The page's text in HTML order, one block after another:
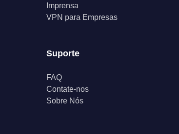
Imprensa
VPN para Empresas
Suporte
FAQ
Contate-nos
Sobre Nós